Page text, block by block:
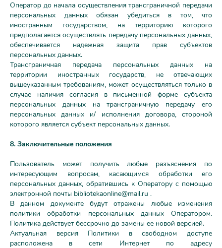
Оператор до начала осуществления трансграничной передачи
персональных данных обязан убедиться в том, что
иностранным государством, на территорию которого
предполагается осуществлять передачу персональных данных,
обеспечивается надежная защита прав субъектов
персональных данных.
Трансграничная передача персональных данных на
территории иностранных государств, не отвечающих
вышеуказанным требованиям, может осуществляться только в
случае наличия согласия в письменной форме субъекта
персональных данных на трансграничную передачу его
персональных данных и/ исполнения договора, стороной
которого является субъект персональных данных.
8. Заключительные положения
Пользователь может получить любые разъяснения по
интересующим вопросам, касающимся обработки его
персональных данных, обратившись к Оператору с помощью
электронной почты bibliotekaonline@mail.ru .
В данном документе будут отражены любые изменения
политики обработки персональных данных Оператором.
Политика действует бессрочно до замены ее новой версией.
Актуальная версия Политики в свободном доступе
расположена в сети Интернет по адресу